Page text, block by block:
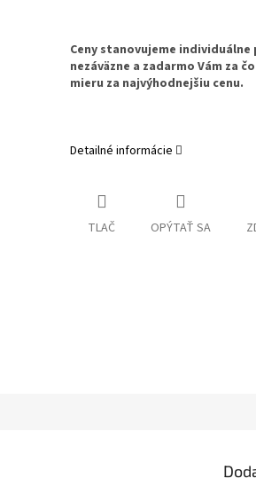
Ceny stanovujeme
nezáväzne a zadarmo Vám za
mieru za najvýhodnejšiu cenu.
Detailné informácie
TLAČ OPÝTAŤ SA